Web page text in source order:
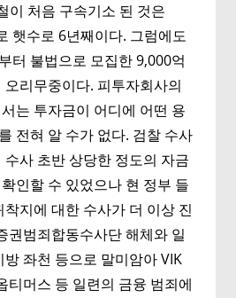
이 처음 구속기소 된 것은
햇수로 6년째이다. 그럼에도
터 불법으로 모집한 9,000억
리무중이다. 피투자회사의
는 투자금이 어디에 어떤 용
전혀 알 수가 없다. 검찰 수사
사 초반 상당한 정도의 자금
인할 수 있었으나 현 정부 들
지에 대한 수사가 더 이상 진
권범죄합동수사단 해체와 일
좌천 등으로 말미암아 VIK
티머스 등 일련의 금융 범죄에